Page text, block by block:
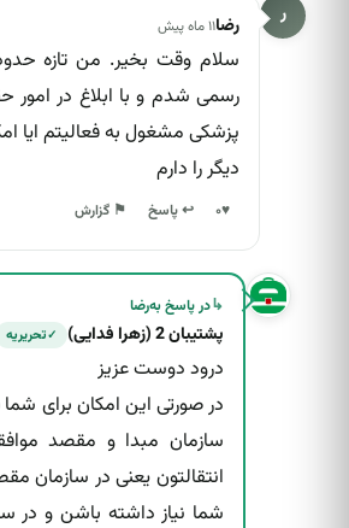
ر رضا۱۱ ماه پیش
رسمی شدم و با ابلاغ در امور
پزشکی مشغول به فعالیتم ایا
دیگر را دارم
♥۰ ↩ پاسخ ⚑ گزارش
↳در پاسخ بهرضا
پشتیبان 2 (زهرا فدایی) ✓تحریریه
درود دوست عزیز
در صورتی این امکان برای
سازمان مبدا و مقصد
انتقالتون یعنی در سازمان
شما نیاز داشته باشن و در